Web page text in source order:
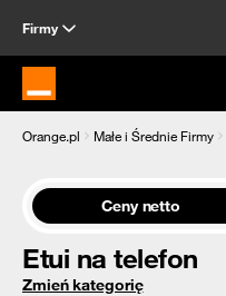
Firmy
Strona główna Orange.pl
Orange.pl Małe i Średnie Firmy
Ceny netto
Etui na telefon
Zmień kategorię